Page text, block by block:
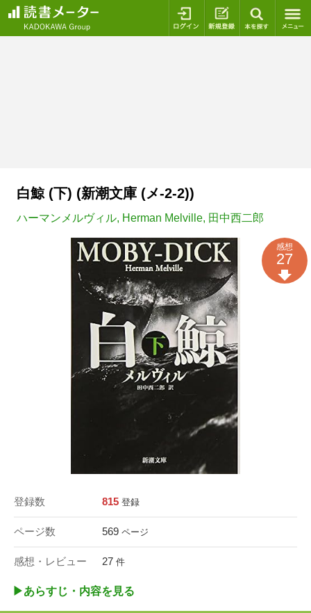
ログイン 新規登録
白鯨 (下) (新潮文庫 (メ-2-2))
ハーマンメルヴィル, Herman Melville, 田中西二郎
登録数 815 登録
ページ数 569 ページ
感想・レビュー 27 件
感想
27
▶︎あらすじ・内容を見る